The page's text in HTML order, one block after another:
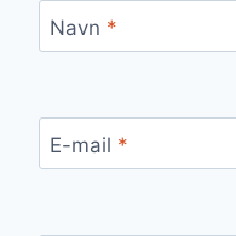
Navn *
E-mail *